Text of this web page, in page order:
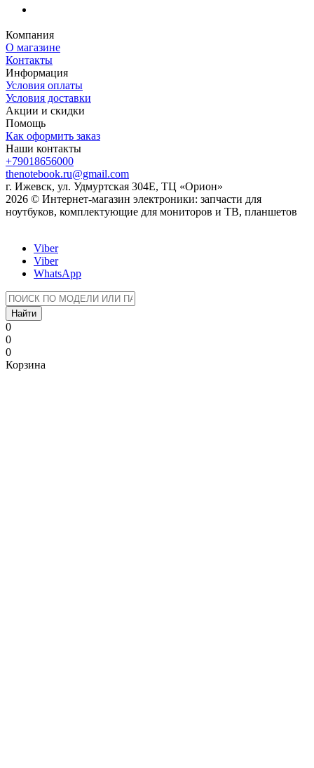
Компания
О магазине
Контакты
Информация
Условия оплаты
Условия доставки
Акции и скидки
Помощь
Как оформить заказ
Наши контакты
+79018656000
thenotebook.ru@gmail.com
г. Ижевск, ул. Удмуртская 304Е, ТЦ «Орион»
2026 © Интернет-магазин электроники: запчасти для
ноутбуков, комплектующие для мониторов и ТВ, планшетов
Viber
Viber
WhatsApp
Найти
0
0
0
Корзина